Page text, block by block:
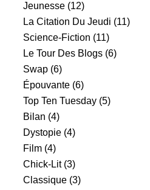
Jeunesse (12)
La Citation Du Jeudi (11)
Science-Fiction (11)
Le Tour Des Blogs (6)
Swap (6)
Épouvante (6)
Top Ten Tuesday (5)
Bilan (4)
Dystopie (4)
Film (4)
Chick-Lit(3)
Classique (3)